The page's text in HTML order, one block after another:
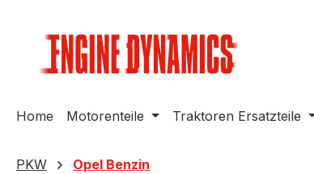
Home Motorenteile Traktoren Ersatzteile
PKW Opel Benzin